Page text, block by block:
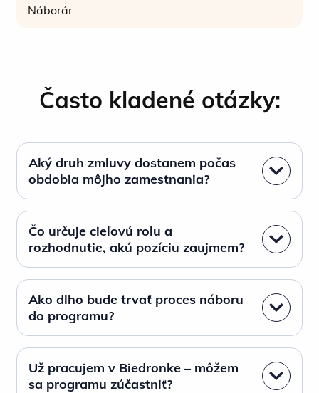
Náborár
Často kladené otázky:
Aký druh zmluvy dostanem počas
obdobia môjho zamestnania?
Čo určuje cieľovú rolu a
rozhodnutie, akú pozíciu zaujmem?
Ako dlho bude trvať proces náboru
do programu?
Už pracujem v Biedronke – môžem
sa programu zúčastniť?